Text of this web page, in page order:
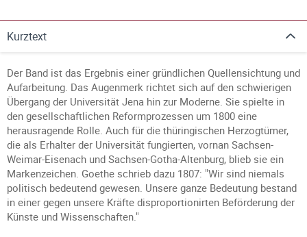
Kurztext
Der Band ist das Ergebnis einer gründlichen Quellensichtung und
Aufarbeitung. Das Augenmerk richtet sich auf den schwierigen
Übergang der Universität Jena hin zur Moderne. Sie spielte in
den gesellschaftlichen Reformprozessen um 1800 eine
herausragende Rolle. Auch für die thüringischen Herzogtümer,
die als Erhalter der Universität fungierten, vornan Sachsen-
Weimar-Eisenach und Sachsen-Gotha-Altenburg, blieb sie ein
Markenzeichen. Goethe schrieb dazu 1807: "Wir sind niemals
politisch bedeutend gewesen. Unsere ganze Bedeutung bestand
in einer gegen unsere Kräfte disproportionirten Beförderung der
Künste und Wissenschaften."